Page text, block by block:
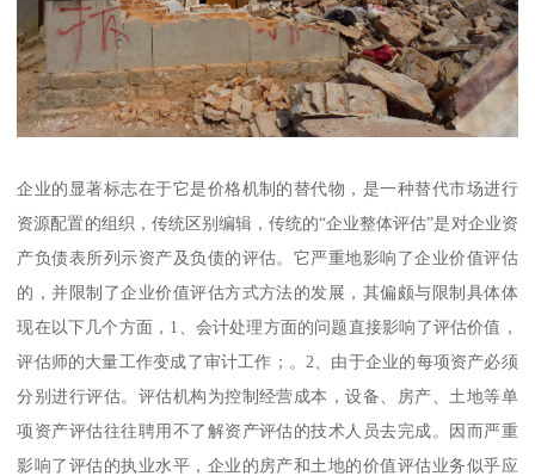
企业的显著标志在于它是价格机制的替代物，是一种替代市场进行
资源配置的组织，传统区别编辑，传统的“企业整体评估”是对企业资
产负债表所列示资产及负债的评估。它严重地影响了企业价值评估
的，并限制了企业价值评估方式方法的发展，其偏颇与限制具体体
现在以下几个方面，1、会计处理方面的问题直接影响了评估价值，
评估师的大量工作变成了审计工作；。2、由于企业的每项资产必须
分别进行评估。评估机构为控制经营成本，设备、房产、土地等单
项资产评估往往聘用不了解资产评估的技术人员去完成。因而严重
影响了评估的执业水平，企业的房产和土地的价值评估业务似乎应